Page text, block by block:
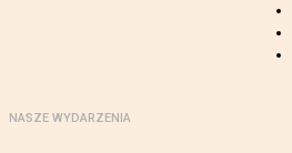
NASZE WYDARZENIA